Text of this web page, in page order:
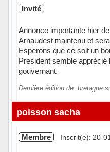
Invité
Annonce importante hier
Arnaudest maintenu et
Esperons que ce soit un
President semble apprécié
gouvernant.
Dernière édition de: bretagne
poisson sacha
Membre Inscrit(e): 20-